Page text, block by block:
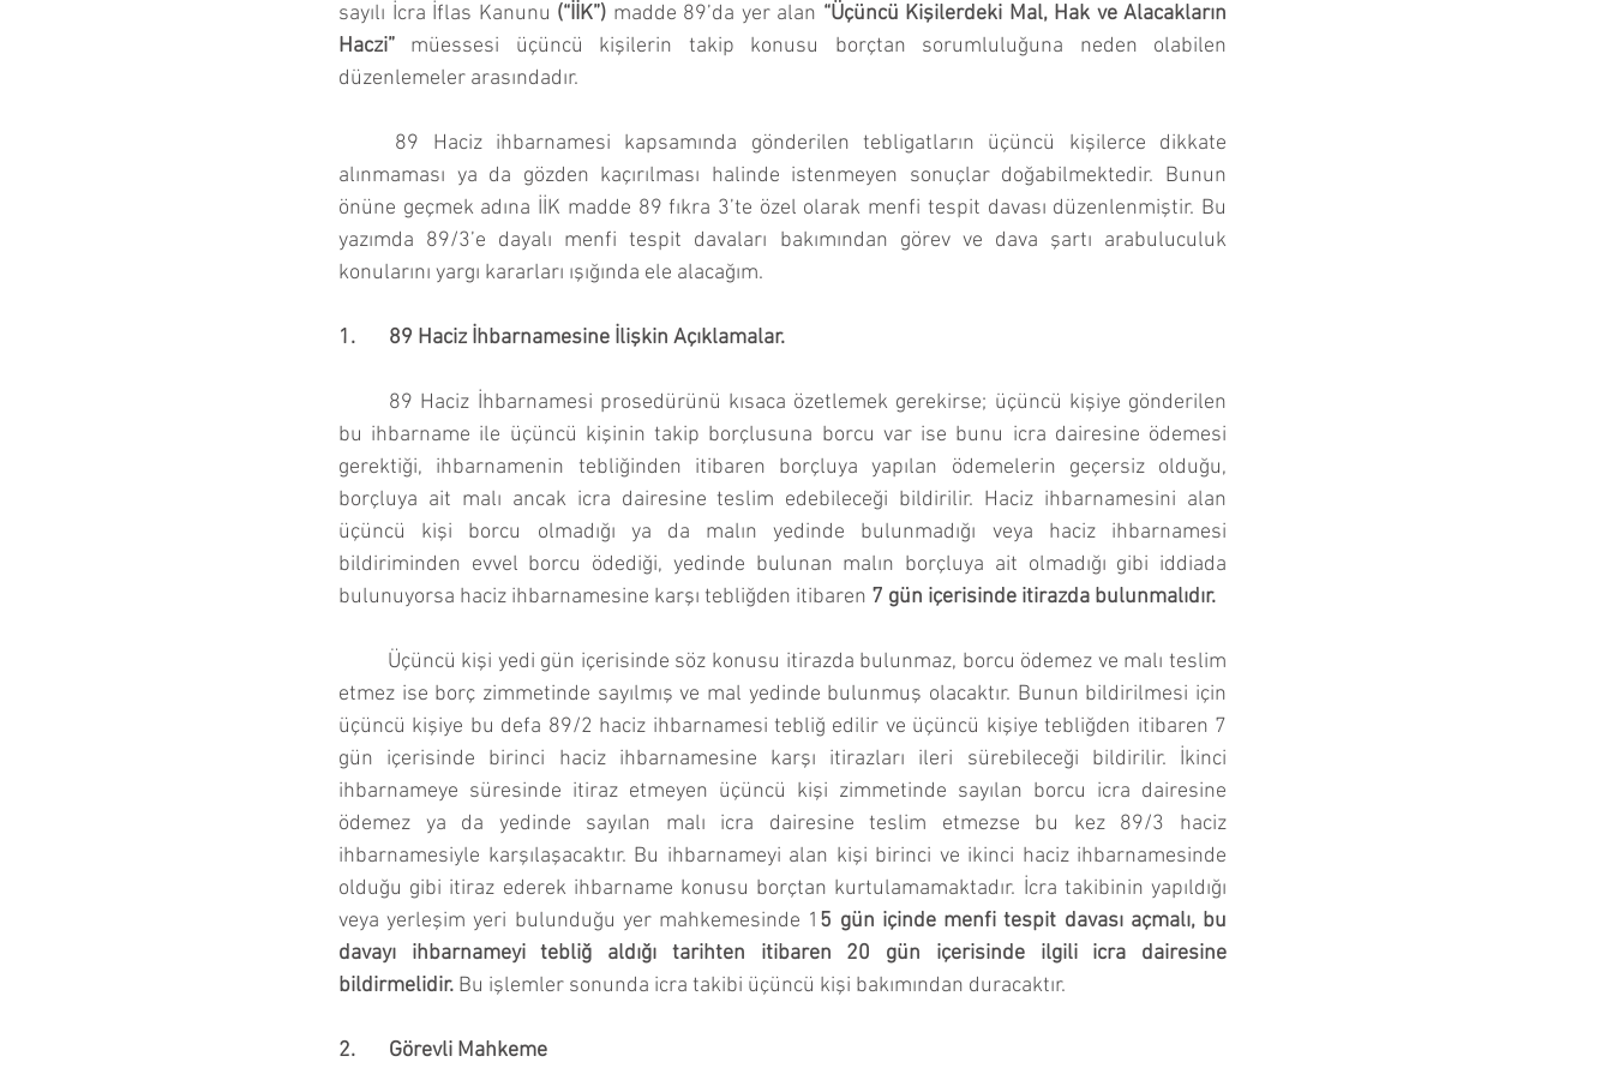
sayılı İcra İflas Kanunu (“İİK”) madde 89’da yer alan “Üçüncü Kişilerdeki Mal, Hak ve Alacakların
Haczi” müessesi üçüncü kişilerin takip konusu borçtan sorumluluğuna neden olabilen
düzenlemeler arasındadır.
89 Haciz ihbarnamesi kapsamında gönderilen tebligatların üçüncü kişilerce dikkate
alınmaması ya da gözden kaçırılması halinde istenmeyen sonuçlar doğabilmektedir. Bunun
önüne geçmek adına İİK madde 89 fıkra 3’te özel olarak menfi tespit davası düzenlenmiştir. Bu
yazımda 89/3’e dayalı menfi tespit davaları bakımından görev ve dava şartı arabuluculuk
konularını yargı kararları ışığında ele alacağım.
1.       89 Haciz İhbarnamesine İlişkin Açıklamalar.
89 Haciz İhbarnamesi prosedürünü kısaca özetlemek gerekirse; üçüncü kişiye gönderilen
bu ihbarname ile üçüncü kişinin takip borçlusuna borcu var ise bunu icra dairesine ödemesi
gerektiği, ihbarnamenin tebliğinden itibaren borçluya yapılan ödemelerin geçersiz olduğu,
borçluya ait malı ancak icra dairesine teslim edebileceği bildirilir. Haciz ihbarnamesini alan
üçüncü kişi borcu olmadığı ya da malın yedinde bulunmadığı veya haciz ihbarnamesi
bildiriminden evvel borcu ödediği, yedinde bulunan malın borçluya ait olmadığı gibi iddiada
bulunuyorsa haciz ihbarnamesine karşı tebliğden itibaren 7 gün içerisinde itirazda bulunmalıdır.
Üçüncü kişi yedi gün içerisinde söz konusu itirazda bulunmaz, borcu ödemez ve malı teslim
etmez ise borç zimmetinde sayılmış ve mal yedinde bulunmuş olacaktır. Bunun bildirilmesi için
üçüncü kişiye bu defa 89/2 haciz ihbarnamesi tebliğ edilir ve üçüncü kişiye tebliğden itibaren 7
gün içerisinde birinci haciz ihbarnamesine karşı itirazları ileri sürebileceği bildirilir. İkinci
ihbarnameye süresinde itiraz etmeyen üçüncü kişi zimmetinde sayılan borcu icra dairesine
ödemez ya da yedinde sayılan malı icra dairesine teslim etmezse bu kez 89/3 haciz
ihbarnamesiyle karşılaşacaktır. Bu ihbarnameyi alan kişi birinci ve ikinci haciz ihbarnamesinde
olduğu gibi itiraz ederek ihbarname konusu borçtan kurtulamamaktadır. İcra takibinin yapıldığı
veya yerleşim yeri bulunduğu yer mahkemesinde 1 5 gün içinde menfi tespit davası açmalı, bu
davayı ihbarnameyi tebliğ aldığı tarihten itibaren 20 gün içerisinde ilgili icra dairesine
bildirmelidir. Bu işlemler sonunda icra takibi üçüncü kişi bakımından duracaktır.
2.       Görevli Mahkeme